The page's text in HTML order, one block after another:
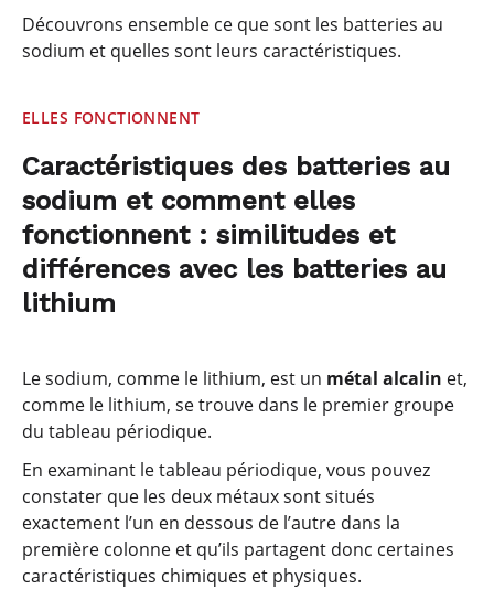
Découvrons ensemble ce que sont les batteries au
sodium et quelles sont leurs caractéristiques.
ELLES FONCTIONNENT
Caractéristiques des batteries au
sodium et comment elles
fonctionnent : similitudes et
différences avec les batteries au
lithium
Le sodium, comme le lithium, est un métal alcalin et,
comme le lithium, se trouve dans le premier groupe
du tableau périodique.
En examinant le tableau périodique, vous pouvez
constater que les deux métaux sont situés
exactement l’un en dessous de l’autre dans la
première colonne et qu’ils partagent donc certaines
caractéristiques chimiques et physiques.